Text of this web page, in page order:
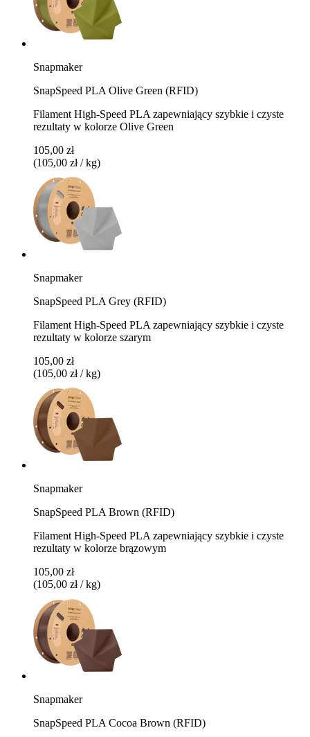
Snapmaker
SnapSpeed PLA Olive Green (RFID)
Filament High-Speed PLA zapewniający szybkie i czyste
rezultaty w kolorze Olive Green
105,00 zł
(105,00 zł / kg)
Snapmaker
SnapSpeed PLA Grey (RFID)
Filament High-Speed PLA zapewniający szybkie i czyste
rezultaty w kolorze szarym
105,00 zł
(105,00 zł / kg)
Snapmaker
SnapSpeed PLA Brown (RFID)
Filament High-Speed PLA zapewniający szybkie i czyste
rezultaty w kolorze brązowym
105,00 zł
(105,00 zł / kg)
Snapmaker
SnapSpeed PLA Cocoa Brown (RFID)